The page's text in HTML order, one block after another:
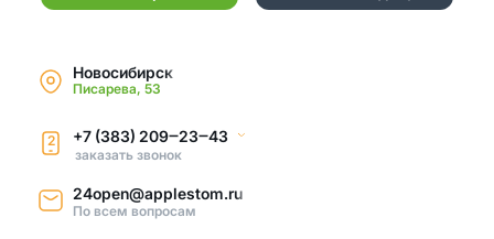
Новосибирск
Писарева, 53
2 +7 (383) 209‒23‒43
заказать звонок
24open@applestom.ru
По всем вопросам